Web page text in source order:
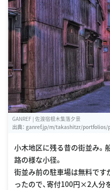
GANREF | 佐渡宿根木集落夕景
出典： ganref.jp/m/takashitzr/portfolios/
小木地区に残る昔の街並み。
路の様な小径。
街並み前の駐車場は無料です
ったので、寄付100円×2人分